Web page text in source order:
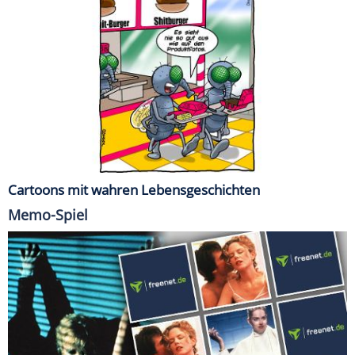
Cartoons mit wahren Lebensgeschichten
Memo-Spiel